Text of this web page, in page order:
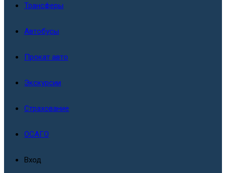
Трансферы
Автобусы
Прокат авто
Экскурсии
Страхование
ОСАГО
Вход